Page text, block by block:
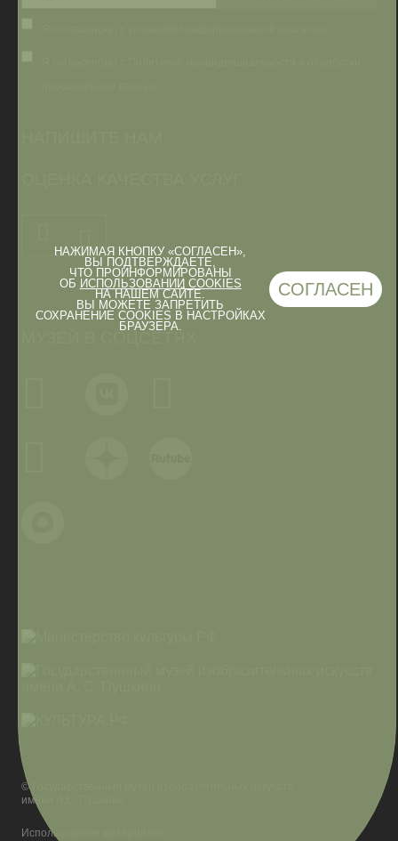
НАЖИМАЯ КНОПКУ «СОГЛАСЕН»,
ВЫ ПОДТВЕРЖДАЕТЕ,
ЧТО ПРОИНФОРМИРОВАНЫ
ОБ ИСПОЛЬЗОВАНИИ COOKIES
НА НАШЕМ САЙТЕ.
ВЫ МОЖЕТЕ ЗАПРЕТИТЬ
СОХРАНЕНИЕ COOKIES В НАСТРОЙКАХ
БРАУЗЕРА.
СОГЛАСЕН
© Государственный музей изобразительных искусств
имени А.С. Пушкина
Использование материалов